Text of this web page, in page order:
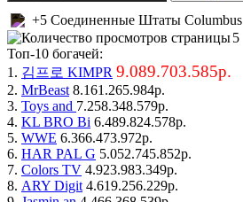
+5 Соединенные Штаты Columbus
5
Топ-10 богачей:
1. 김프로 KIMPR 9.089.703.585р.
2. MrBeast 8.161.265.984р.
3. Toys and 7.258.348.579р.
4. KL BRO Bi 6.489.824.578р.
5. WWE 6.366.473.972р.
6. HAR PAL G 5.052.745.852р.
7. Colors TV 4.923.983.349р.
8. ARY Digit 4.619.256.229р.